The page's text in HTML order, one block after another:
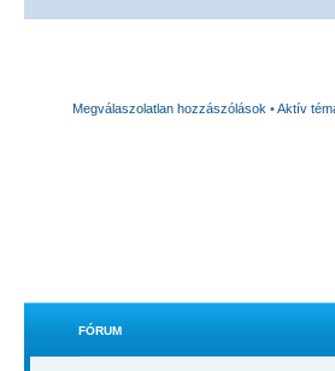
Megválaszolatlan hozzászólások •Aktív
FÓRUM